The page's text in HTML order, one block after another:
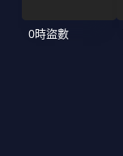
0時盜數